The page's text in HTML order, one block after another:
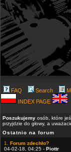
FAQ Search
INDEX PAGE
Poszukujemy osób, które
przyjdzie do głowy, a
Ostatnio na forum
1. Forum zdechło?
04-02-18, 04:25 - Piottr